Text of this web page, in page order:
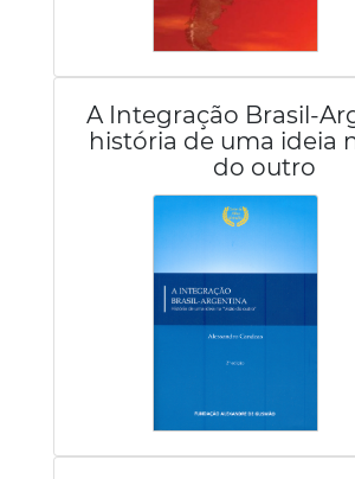
A Integração Brasil-
história de uma ideia
do outro